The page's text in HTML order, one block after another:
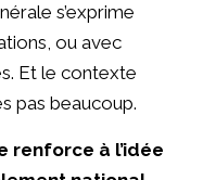
s’exprime
ou avec
Et le contexte
pas beaucoup.
renforce à l’idée